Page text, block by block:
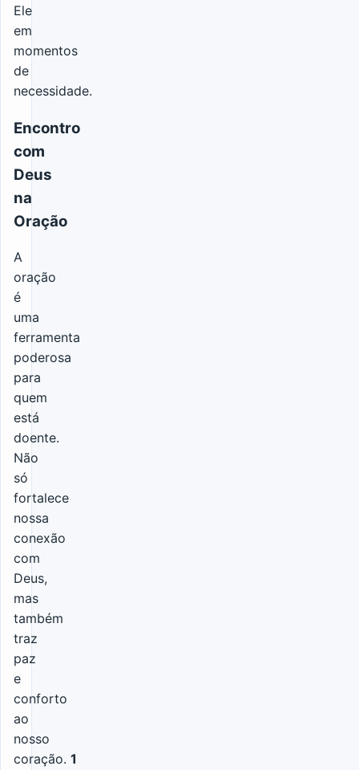
Ele
em
momentos
de
necessidade.
Encontro
com
Deus
na
Oração
A
oração
é
uma
ferramenta
poderosa
para
quem
está
doente.
Não
só
fortalece
nossa
conexão
com
Deus,
mas
também
traz
paz
e
conforto
ao
nosso
coração. 1